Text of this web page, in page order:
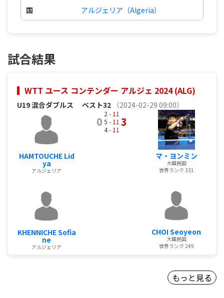
国 アルジェリア（Algeria）
試合結果
WTT ユース コンテンダー アルジェ 2024 (ALG)
U19 混合ダブルス ベスト32 （2024-02-29 09:00）
HAMTOUCHE Lid
ya
アルジェリア
KHENNICHE Sofia
ne
アルジェリア
0
2 - 11
5 - 11
4 - 11
3
マ・ヨンミン
大韓民国
世界ランク 331
CHOI Seoyeon
大韓民国
世界ランク 249
もっと見る